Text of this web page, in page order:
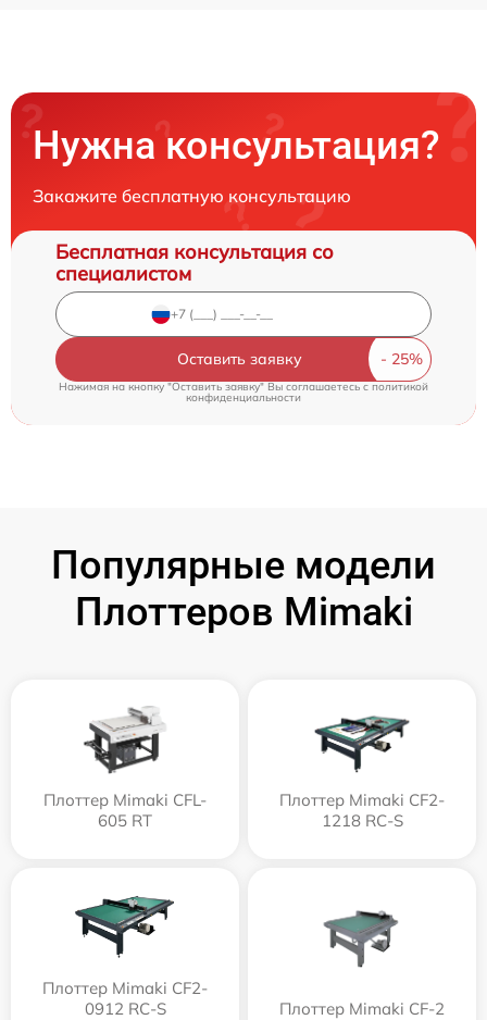
Нужна консультация?
Закажите бесплатную консультацию
Бесплатная консультация со
специалистом
Оставить заявку
Нажимая на кнопку "Оставить заявку" Вы соглашаетесь cполитикой
конфиденциальности
Популярные модели
Плоттеров Mimaki
Плоттер Mimaki CFL-
605 RT
Плоттер Mimaki CF2-
1218 RC-S
Плоттер Mimaki CF2-
0912 RC-S
Плоттер Mimaki CF-2